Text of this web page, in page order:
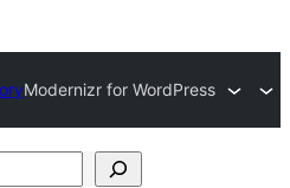
Modernizr for WordPress